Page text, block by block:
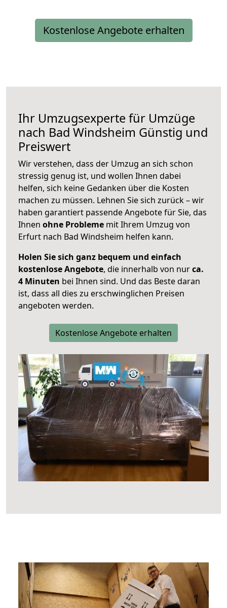
Kostenlose Angebote erhalten
Ihr Umzugsexperte für Umzüge
nach Bad Windsheim Günstig und
Preiswert
Wir verstehen, dass der Umzug an sich schon
stressig genug ist, und wollen Ihnen dabei
helfen, sich keine Gedanken über die Kosten
machen zu müssen. Lehnen Sie sich zurück – wir
haben garantiert passende Angebote für Sie, das
Ihnen ohne Probleme mit Ihrem Umzug von
Erfurt nach Bad Windsheim helfen kann.
Holen Sie sich ganz bequem und einfach
kostenlose Angebote, die innerhalb von nurca.
4 Minuten bei Ihnen sind. Und das Beste daran
ist, dass all dies zu erschwinglichen Preisen
angeboten werden.
Kostenlose Angebote erhalten